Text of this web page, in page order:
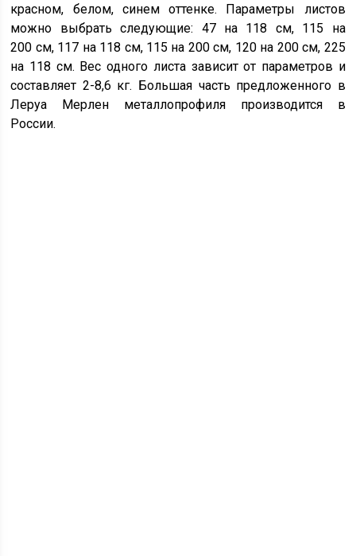
красном, белом, синем оттенке. Параметры листов
можно выбрать следующие: 47 на 118 см, 115 на
200 см, 117 на 118 см, 115 на 200 см, 120 на 200 см, 225
на 118 см. Вес одного листа зависит от параметров и
составляет 2-8,6 кг. Большая часть предложенного в
Леруа Мерлен металлопрофиля производится в
России.